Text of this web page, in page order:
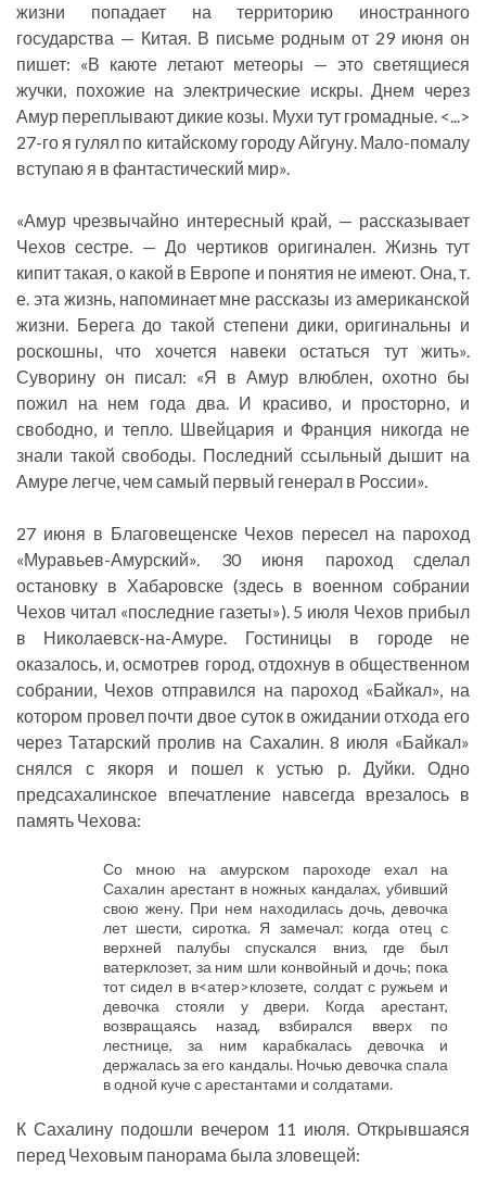
жизни попадает на территорию иностранного
государства — Китая. В письме родным от 29 июня он
пишет: «В каюте летают метеоры — это светящиеся
жучки, похожие на электрические искры. Днем через
Амур переплывают дикие козы. Мухи тут громадные. <...>
27-го я гулял по китайскому городу Айгуну. Мало-помалу
вступаю я в фантастический мир».
«Амур чрезвычайно интересный край, — рассказывает
Чехов сестре. — До чертиков оригинален. Жизнь тут
кипит такая, о какой в Европе и понятия не имеют. Она, т.
е. эта жизнь, напоминает мне рассказы из американской
жизни. Берега до такой степени дики, оригинальны и
роскошны, что хочется навеки остаться тут жить».
Суворину он писал: «Я в Амур влюблен, охотно бы
пожил на нем года два. И красиво, и просторно, и
свободно, и тепло. Швейцария и Франция никогда не
знали такой свободы. Последний ссыльный дышит на
Амуре легче, чем самый первый генерал в России».
27 июня в Благовещенске Чехов пересел на пароход
«Муравьев-Амурский». 30 июня пароход сделал
остановку в Хабаровске (здесь в военном собрании
Чехов читал «последние газеты»). 5 июля Чехов прибыл
в Николаевск-на-Амуре. Гостиницы в городе не
оказалось, и, осмотрев город, отдохнув в общественном
собрании, Чехов отправился на пароход «Байкал», на
котором провел почти двое суток в ожидании отхода его
через Татарский пролив на Сахалин. 8 июля «Байкал»
снялся с якоря и пошел к устью р. Дуйки. Одно
предсахалинское впечатление навсегда врезалось в
память Чехова:
Со мною на амурском пароходе ехал на
Сахалин арестант в ножных кандалах, убивший
свою жену. При нем находилась дочь, девочка
лет шести, сиротка. Я замечал: когда отец с
верхней палубы спускался вниз, где был
ватерклозет, за ним шли конвойный и дочь; пока
тот сидел в в<атер>клозете, солдат с ружьем и
девочка стояли у двери. Когда арестант,
возвращаясь назад, взбирался вверх по
лестнице, за ним карабкалась девочка и
держалась за его кандалы. Ночью девочка спала
в одной куче с арестантами и солдатами.
К Сахалину подошли вечером 11 июля. Открывшаяся
перед Чеховым панорама была зловещей: